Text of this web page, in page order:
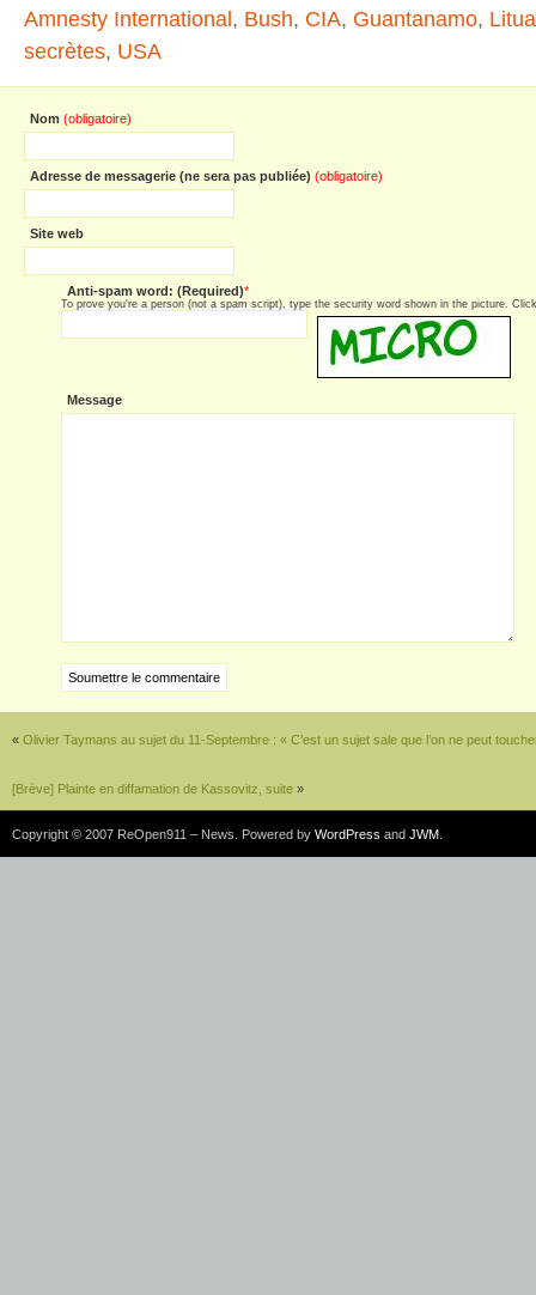
Amnesty International, Bush, CIA, Guantanamo,
secrètes, USA
Nom (obligatoire)
Adresse de messagerie (ne sera pas publiée) (obligatoire)
Site web
Anti-spam word: (Required)*
To prove you're a person (not a spam script), type the security word shown in the picture.
Message
« Olivier Taymans au sujet du 11-Septembre : « C’est un sujet sale que l’on ne peut
[Brève] Plainte en diffamation de Kassovitz, suite »
Copyright © 2007 ReOpen911 – News. Powered by WordPress and JWM